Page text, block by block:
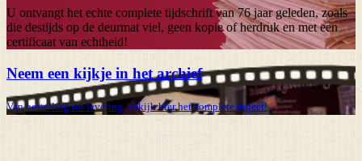
U ontvangt het echte complete tijdschrift van76 jaargeleden, zoals
die destijds op de deurmat viel, geen kopie of herdruk en met een
certificaat van echtheid!
Neem een kijkje in het archief
Van bestelling tot levering, bekijk hier het complete traject!